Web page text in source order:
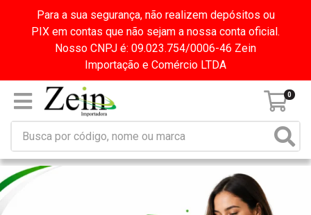
Para a sua segurança, não realizem depósitos ou
PIX em contas que não sejam a nossa conta oficial.
Nosso CNPJ é: 09.023.754/0006-46 Zein
Importação e Comércio LTDA
0